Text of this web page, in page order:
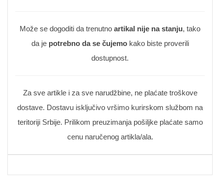
Može se dogoditi da trenutno artikal nije na stanju, tako
da je potrebno da se čujemokako biste proverili
dostupnost.
Za sve artikle i za sve narudžbine, ne plaćate troškove
dostave. Dostavu isključivo vršimo kurirskom službom na
teritoriji Srbije. Prilikom preuzimanja pošiljke plaćate samo
cenu naručenog artikla/ala.